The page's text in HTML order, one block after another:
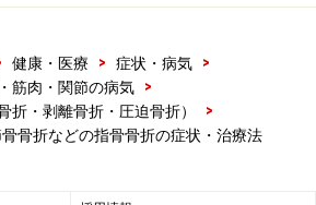
、骨欠損があるもの、整復した骨片
関係にない場合、関節内骨折で保存
どが手術の対象となります。
健康・医療 > 症状・病気
>
筋肉・関節の病気
>
折・剥離骨折・圧迫骨折）
>
骨折などの指骨骨折の症状・治療法